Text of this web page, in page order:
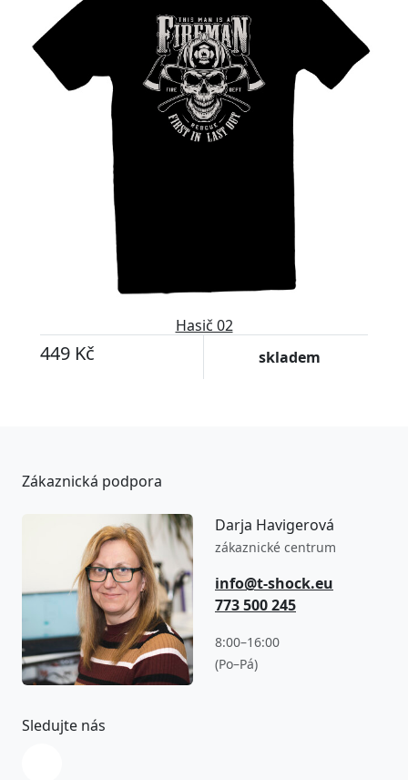
Hasič 02
449 Kč skladem
Zákaznická podpora
Darja Havigerová
zákaznické centrum
info@t-shock.eu
773 500 245
8:00–16:00
(Po–Pá)
Sledujte nás